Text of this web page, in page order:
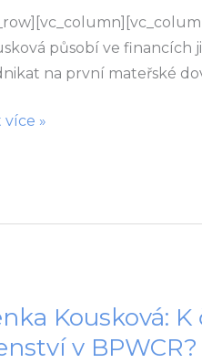
působí ve financích
na první mateřské
více »
Kousková:
v BPWCR?